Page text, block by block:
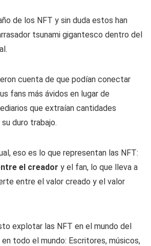
de los NFT y sin duda estos han
tsunami gigantesco dentro del
cuenta de que podían conectar
fans más ávidos en lugar de
que extraían cantidades
duro trabajo.
eso es lo que representan las NFT:
el creador y el fan, lo que lleva a
entre el valor creado y el valor
explotar las NFT en el mundo del
todo el mundo: Escritores, músicos,